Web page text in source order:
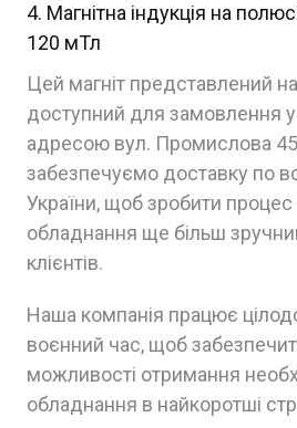
Магнітна індукція на
120 мТл
Цей магніт представлений
доступний для замовлення у
адресою вул. Промислова
забезпечуємо доставку по
України, щоб зробити
обладнання ще більш
клієнтів.
Наша компанія працює
воєнний час, щоб
можливості отримання
обладнання в найкоротші